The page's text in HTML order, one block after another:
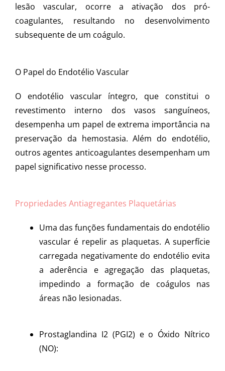
lesão vascular, ocorre a ativação dos pró-
coagulantes, resultando no desenvolvimento
subsequente de um coágulo.
O Papel do Endotélio Vascular
O endotélio vascular íntegro, que constitui o
revestimento interno dos vasos sanguíneos,
desempenha um papel de extrema importância na
preservação da hemostasia. Além do endotélio,
outros agentes anticoagulantes desempenham um
papel significativo nesse processo.
Propriedades Antiagregantes Plaquetárias
Uma das funções fundamentais do endotélio
vascular é repelir as plaquetas. A superfície
carregada negativamente do endotélio evita
a aderência e agregação das plaquetas,
impedindo a formação de coágulos nas
áreas não lesionadas.
Prostaglandina I2 (PGI2) e o Óxido Nítrico
(NO):